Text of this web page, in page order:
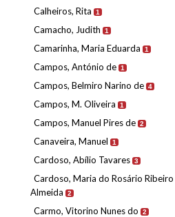
Calheiros, Rita 1
Camacho, Judith 1
Camarinha, Maria Eduarda 1
Campos, António de 1
Campos, Belmiro Narino de 4
Campos, M. Oliveira 1
Campos, Manuel Pires de 2
Canaveira, Manuel 1
Cardoso, Abílio Tavares 3
Cardoso, Maria do Rosário
Almeida
2
Carmo, Vitorino Nunes do 2